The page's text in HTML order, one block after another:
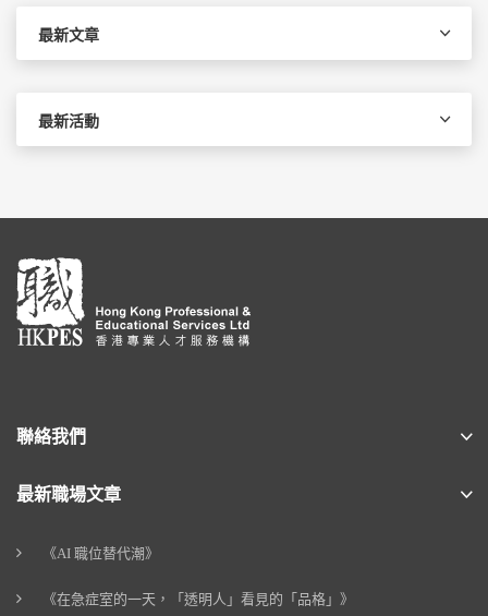
最新文章
最新活動
聯絡我們
最新職場文章
《AI 職位替代潮》
《在急症室的一天，「透明人」看見的「品格」》